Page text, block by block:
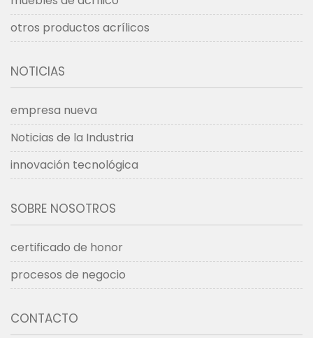
otros productos acrílicos
NOTICIAS
empresa nueva
Noticias de la Industria
innovación tecnológica
SOBRE NOSOTROS
certificado de honor
procesos de negocio
CONTACTO